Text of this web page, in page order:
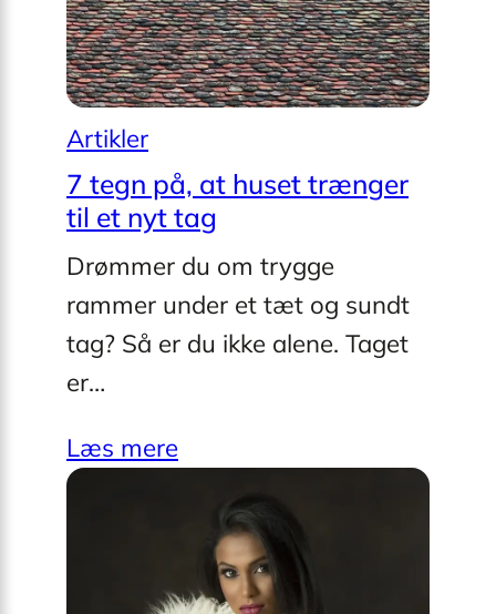
Artikler
7 tegn på, at huset trænger
til et nyt tag
Drømmer du om trygge
rammer under et tæt og sundt
tag? Så er du ikke alene. Taget
er…
Læs mere